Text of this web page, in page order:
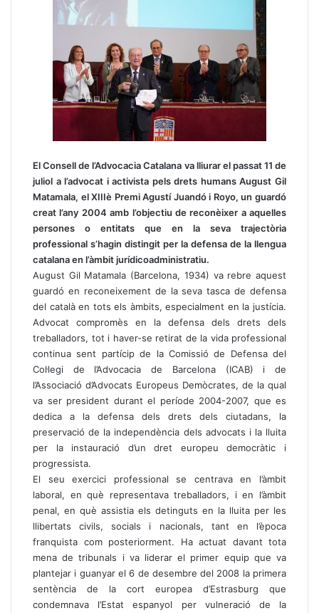
El Consell de l’Advocacia Catalana va lliurar el passat 11 de
juliol a l’advocat i activista pels drets humans August Gil
Matamala, el XIIIè Premi Agustí Juandó i Royo, un guardó
creat l’any 2004 amb l’objectiu de reconèixer a aquelles
persones o entitats que en la seva trajectòria
professional s’hagin distingit per la defensa de la llengua
catalana en l’àmbit jurídicoadministratiu.
August Gil Matamala (Barcelona, 1934) va rebre aquest
guardó en reconeixement de la seva tasca de defensa
del català en tots els àmbits, especialment en la justícia.
Advocat compromès en la defensa dels drets dels
treballadors, tot i haver-se retirat de la vida professional
continua sent partícip de la Comissió de Defensa del
Col·legi de l’Advocacia de Barcelona (ICAB) i de
l’Associació d’Advocats Europeus Demòcrates, de la qual
va ser president durant el període 2004-2007, que es
dedica a la defensa dels drets dels ciutadans, la
preservació de la independència dels advocats i la lluita
per la instauració d’un dret europeu democràtic i
progressista.
El seu exercici professional se centrava en l’àmbit
laboral, en què representava treballadors, i en l’àmbit
penal, en què assistia els detinguts en la lluita per les
llibertats civils, socials i nacionals, tant en l’època
franquista com posteriorment. Ha actuat davant tota
mena de tribunals i va liderar el primer equip que va
plantejar i guanyar el 6 de desembre del 2008 la primera
sentència de la cort europea d’Estrasburg que
condemnava l’Estat espanyol per vulneració de la